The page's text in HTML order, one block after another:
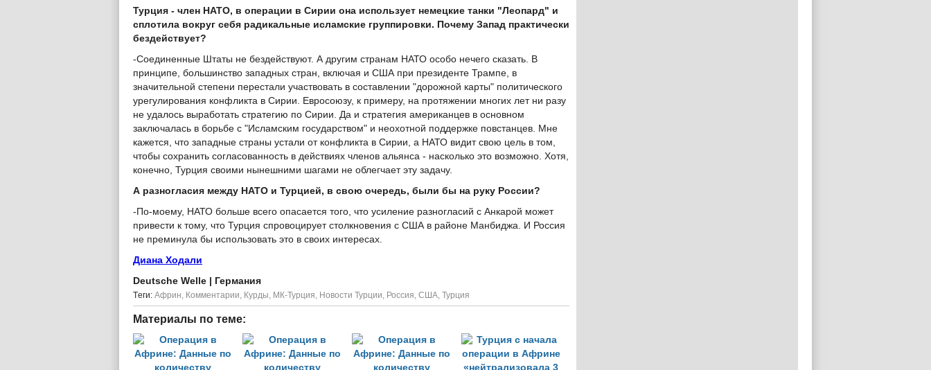
Турция - член НАТО, в операции в Сирии она использует немецкие танки "Леопард" и
сплотила вокруг себя радикальные исламские группировки. Почему Запад практически
бездействует?
-Соединенные Штаты не бездействуют. А другим странам НАТО особо нечего сказать. В
принципе, большинство западных стран, включая и США при президенте Трампе, в
значительной степени перестали участвовать в составлении "дорожной карты" политического
урегулирования конфликта в Сирии. Евросоюзу, к примеру, на протяжении многих лет ни разу
не удалось выработать стратегию по Сирии. Да и стратегия американцев в основном
заключалась в борьбе с "Исламским государством" и неохотной поддержке повстанцев. Мне
кажется, что западные страны устали от конфликта в Сирии, а НАТО видит свою цель в том,
чтобы сохранить согласованность в действиях членов альянса - насколько это возможно. Хотя,
конечно, Турция своими нынешними шагами не облегчает эту задачу.
А разногласия между НАТО и Турцией, в свою очередь, были бы на руку России?
-По-моему, НАТО больше всего опасается того, что усиление разногласий с Анкарой может
привести к тому, что Турция спровоцирует столкновения с США в районе Манбиджа. И Россия
не преминула бы использовать это в своих интересах.
Диана Ходали
Deutsche Welle
| Германия
Tеги: Африн, Комментарии, Курды, МК-Турция, Новости Турции, Россия, США, Турция
Материалы по теме: